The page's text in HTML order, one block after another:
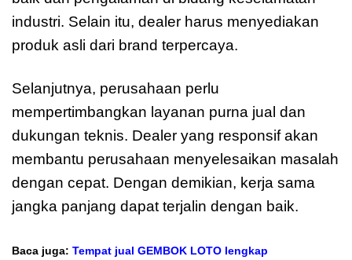
industri. Selain itu, dealer harus menyediakan
produk asli dari brand terpercaya.
Selanjutnya, perusahaan perlu
mempertimbangkan layanan purna jual dan
dukungan teknis. Dealer yang responsif akan
membantu perusahaan menyelesaikan masalah
dengan cepat. Dengan demikian, kerja sama
jangka panjang dapat terjalin dengan baik.
Baca juga: Tempat jual GEMBOK LOTO lengkap